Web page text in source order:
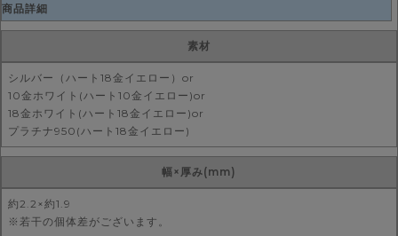
商品詳細
素材
シルバー（ハート18金イエロー）or
10金ホワイト(ハート10金イエロー)or
18金ホワイト(ハート18金イエロー)or
プラチナ950(ハート18金イエロー)
幅×厚み(mm)
約2.2×約1.9
※若干の個体差がございます。